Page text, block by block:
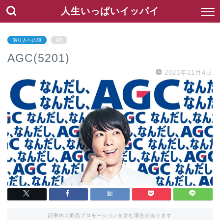
人生いっぱいイッパイ
億り人への道 PR
AGC(5201)
2021年11月4日
記事内に商品プロモーションを含む場合があります